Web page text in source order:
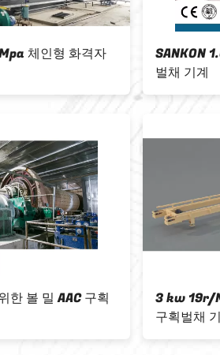
압력솥 AAC 구획
전자동
식 싱글 스
베이어체인 AAC
전자동
은 분명한
를 통과시